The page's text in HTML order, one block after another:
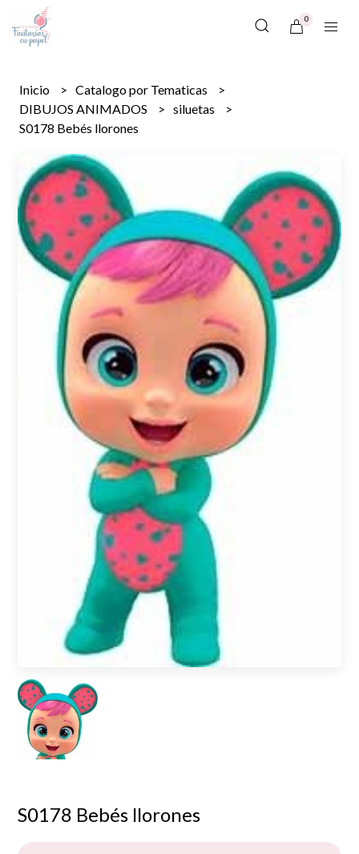
0
Inicio
Catalogo por Tematicas
DIBUJOS ANIMADOS
siluetas
S0178 Bebés llorones
S0178 Bebés llorones